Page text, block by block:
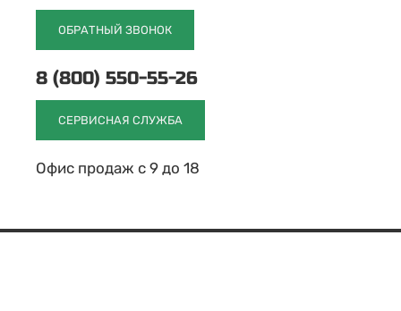
ОБРАТНЫЙ ЗВОНОК
8 (800) 550-55-26
СЕРВИСНАЯ СЛУЖБА
Офис продаж с 9 до 18